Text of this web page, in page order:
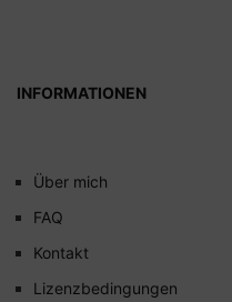
INFORMATIONEN
Über mich
FAQ
Kontakt
Lizenzbedingungen